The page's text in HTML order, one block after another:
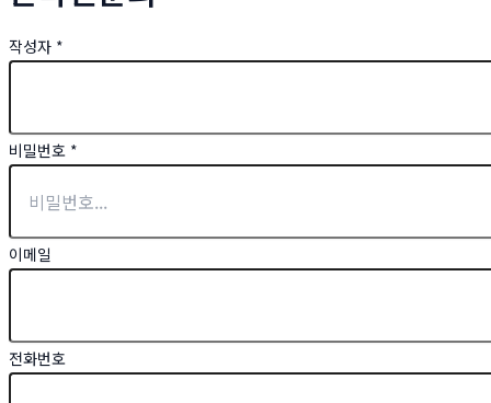
작성자 *
비밀번호 *
이메일
전화번호